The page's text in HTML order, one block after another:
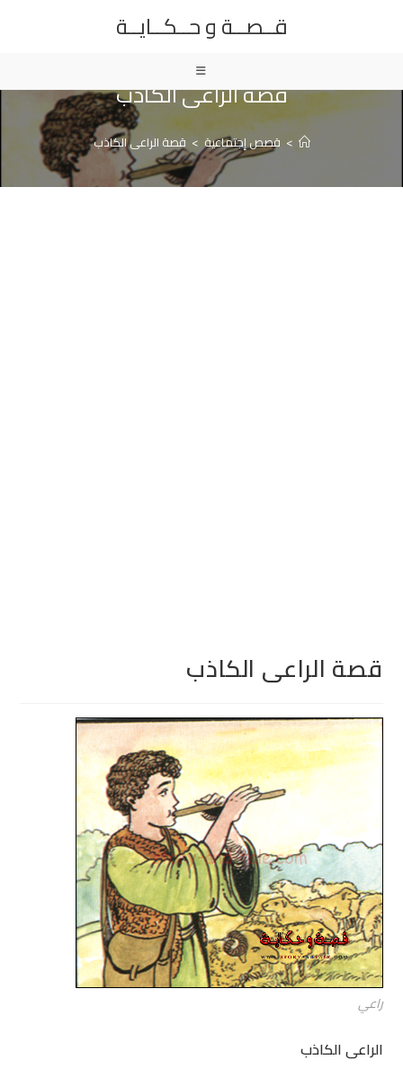
قــصــة و حــكــايــة
قصة الراعى الكاذب
> قصص إجتماعية > قصة الراعى الكاذب
قصة الراعى الكاذب
راعي
الراعى الكاذب